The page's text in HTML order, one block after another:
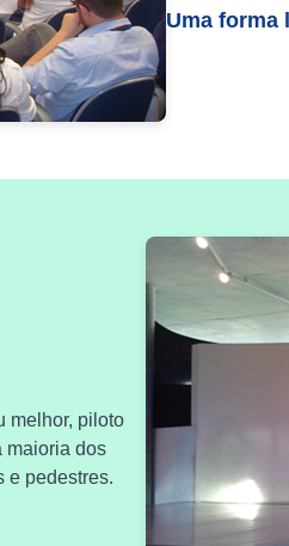
Uma forma
melhor, piloto
maioria dos
e pedestres.